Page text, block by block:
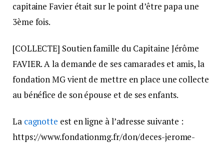
capitaine Favier était sur le point d’être papa une
3ème fois.
[COLLECTE] Soutien famille du Capitaine Jérôme
FAVIER. A la demande de ses camarades et amis, la
fondation MG vient de mettre en place une collecte
au bénéfice de son épouse et de ses enfants.
La cagnotte est en ligne à l’adresse suivante :
https://www.fondationmg.fr/don/deces-jerome-